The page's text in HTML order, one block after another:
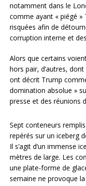
notamment dans le
comme ayant « piégé »
risquées afin de
corruption interne et
Alors que certains
hors pair, d’autres,
ont décrit Trump
domination absolue »
presse et des réunions
Sept conteneurs
repérés sur un iceberg
Il s’agit d’un immense
mètres de large. Les
une plate-forme de
semaine ne provoque